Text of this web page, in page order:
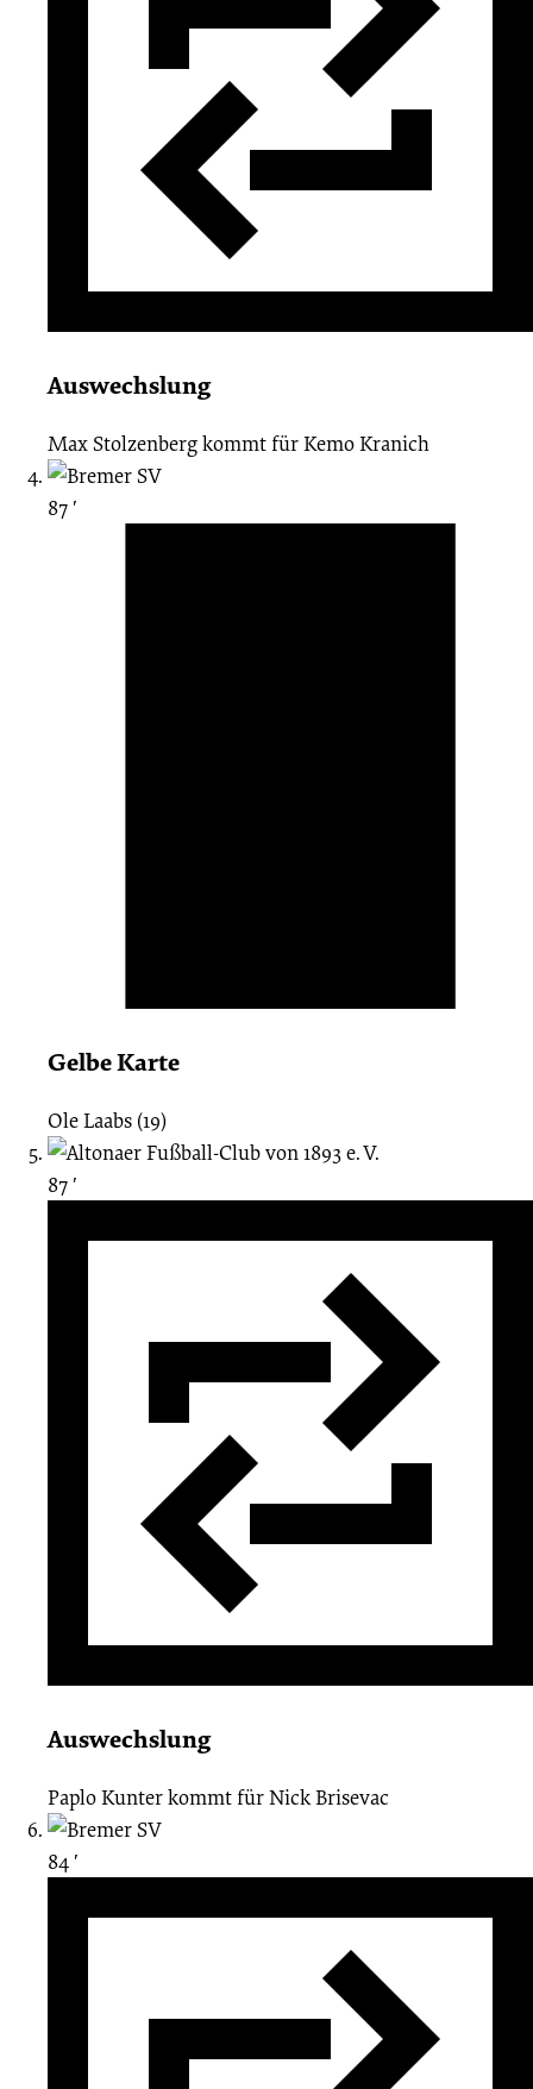
Auswechslung
Max Stolzenbergkommt fürKemo Kranich
87 ′
Gelbe Karte
Ole Laabs (19)
87 ′
Auswechslung
Paplo Kunterkommt fürNick Brisevac
84 ′